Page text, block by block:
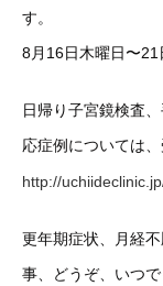
す。
8月16日木曜日〜21
日帰り子宮鏡検査
応症例については
http://
更年期症状、月経
事、どうぞ、いつ